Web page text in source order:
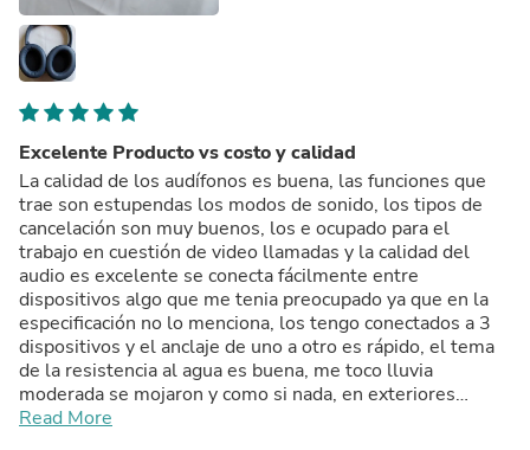
Excelente Producto vs costo y calidad
La calidad de los audífonos es buena, las funciones que
trae son estupendas los modos de sonido, los tipos de
cancelación son muy buenos, los e ocupado para el
trabajo en cuestión de video llamadas y la calidad del
audio es excelente se conecta fácilmente entre
dispositivos algo que me tenia preocupado ya que en la
especificación no lo menciona, los tengo conectados a 3
dispositivos y el anclaje de uno a otro es rápido, el tema
de la resistencia al agua es buena, me toco lluvia
moderada se mojaron y como si nada, en exteriores
(calle) al momento de hacer llamadas tienes problemas
Read More